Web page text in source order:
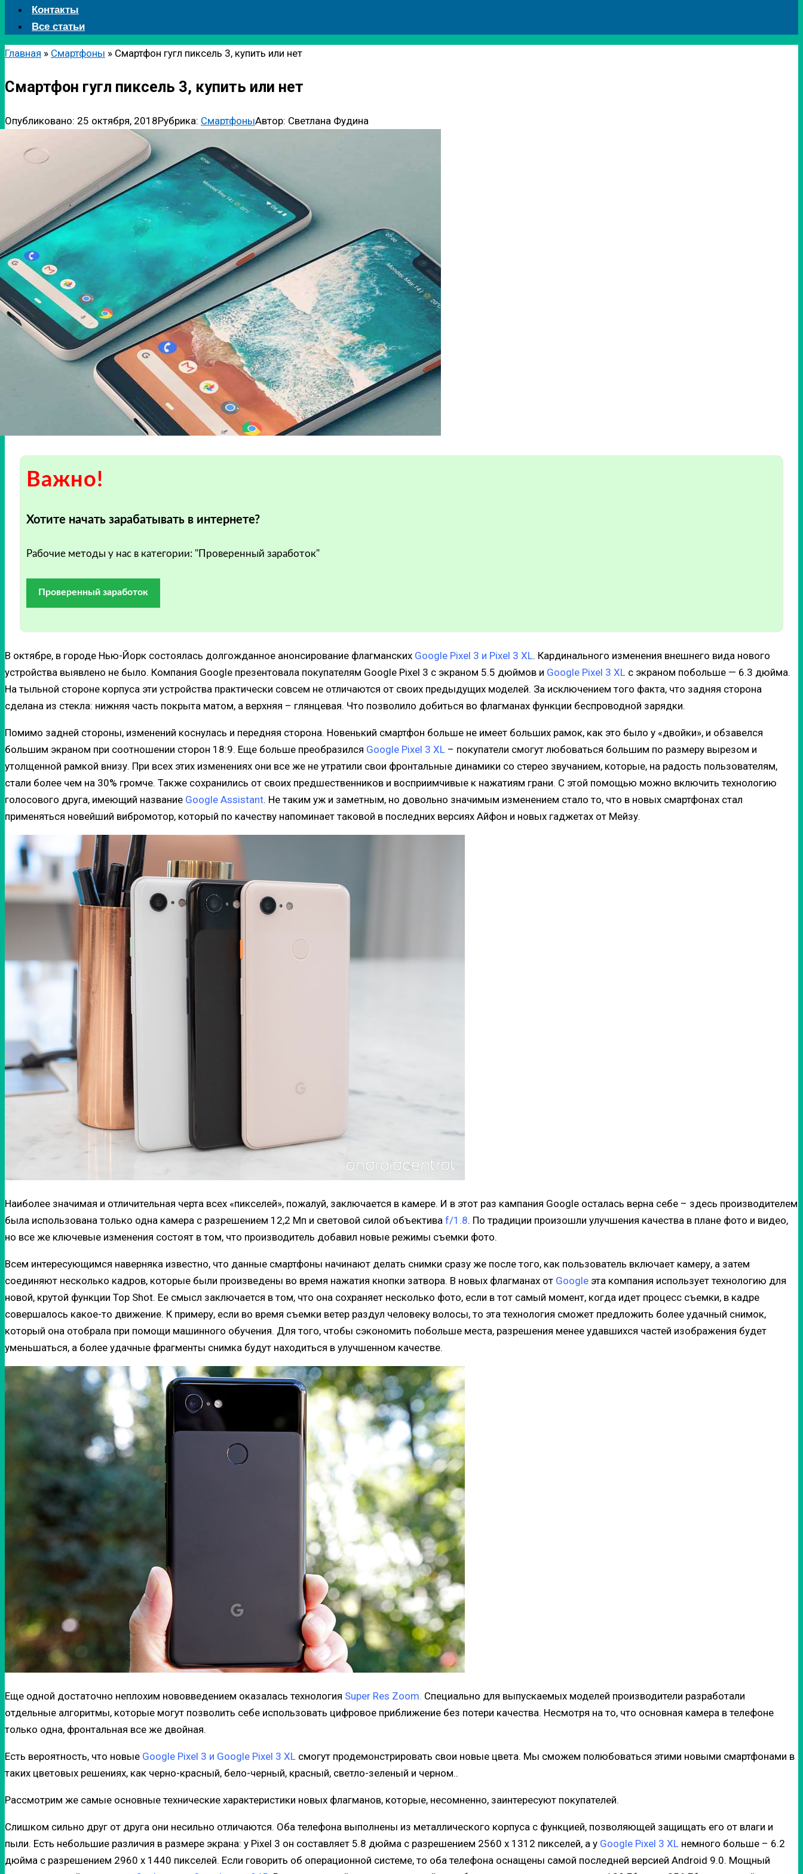
Контакты
Все статьи
Главная » Смартфоны » Смартфон гугл пиксель 3, купить или нет
Смартфон гугл пиксель 3, купить или нет
Опубликовано: 25 октября, 2018Рубрика: СмартфоныАвтор: Светлана Фудина
Важно!
Хотите начать зарабатывать в интернете?
Рабочие методы у нас в категории: "Проверенный заработок"
Проверенный заработок
В октябре, в городе Нью-Йорк состоялась долгожданное анонсирование флагманских Google Pixel 3 и Pixel 3 XL. Кардинального изменения внешнего вида нового
устройства выявлено не было. Компания Google презентовала покупателям Google Pixel 3 с экраном 5.5 дюймов и Google Pixel 3 XL с экраном побольше — 6.3 дюйма.
На тыльной стороне корпуса эти устройства практически совсем не отличаются от своих предыдущих моделей. За исключением того факта, что задняя сторона
сделана из стекла: нижняя часть покрыта матом, а верхняя – глянцевая. Что позволило добиться во флагманах функции беспроводной зарядки.
Помимо задней стороны, изменений коснулась и передняя сторона. Новенький смартфон больше не имеет больших рамок, как это было у «двойки», и обзавелся
большим экраном при соотношении сторон 18:9. Еще больше преобразился Google Pixel 3 XL – покупатели смогут любоваться большим по размеру вырезом и
утолщенной рамкой внизу. При всех этих изменениях они все же не утратили свои фронтальные динамики со стерео звучанием, которые, на радость пользователям,
стали более чем на 30% громче. Также сохранились от своих предшественников и восприимчивые к нажатиям грани. С этой помощью можно включить технологию
голосового друга, имеющий название Google Assistant. Не таким уж и заметным, но довольно значимым изменением стало то, что в новых смартфонах стал
применяться новейший вибромотор, который по качеству напоминает таковой в последних версиях Айфон и новых гаджетах от Мейзу.
Наиболее значимая и отличительная черта всех «пикселей», пожалуй, заключается в камере. И в этот раз кампания Google осталась верна себе – здесь производителем
была использована только одна камера с разрешением 12,2 Мп и световой силой объектива f/1.8. По традиции произошли улучшения качества в плане фото и видео,
но все же ключевые изменения состоят в том, что производитель добавил новые режимы съемки фото.
Всем интересующимся наверняка известно, что данные смартфоны начинают делать снимки сразу же после того, как пользователь включает камеру, а затем
соединяют несколько кадров, которые были произведены во время нажатия кнопки затвора. В новых флагманах от Google эта компания использует технологию для
новой, крутой функции Top Shot. Ее смысл заключается в том, что она сохраняет несколько фото, если в тот самый момент, когда идет процесс съемки, в кадре
совершалось какое-то движение. К примеру, если во время съемки ветер раздул человеку волосы, то эта технология сможет предложить более удачный снимок,
который она отобрала при помощи машинного обучения. Для того, чтобы сэкономить побольше места, разрешения менее удавшихся частей изображения будет
уменьшаться, а более удачные фрагменты снимка будут находиться в улучшенном качестве.
Еще одной достаточно неплохим нововведением оказалась технология Super Res Zoom. Специально для выпускаемых моделей производители разработали
отдельные алгоритмы, которые могут позволить себе использовать цифровое приближение без потери качества. Несмотря на то, что основная камера в телефоне
только одна, фронтальная все же двойная.
Есть вероятность, что новые Google Pixel 3 и Google Pixel 3 XL смогут продемонстрировать свои новые цвета. Мы сможем полюбоваться этими новыми смартфонами в
таких цветовых решениях, как черно-красный, бело-черный, красный, светло-зеленый и черном..
Рассмотрим же самые основные технические характеристики новых флагманов, которые, несомненно, заинтересуют покупателей.
Слишком сильно друг от друга они несильно отличаются. Оба телефона выполнены из металлического корпуса с функцией, позволяющей защищать его от влаги и
пыли. Есть небольшие различия в размере экрана: у Pixel 3 он составляет 5.8 дюйма с разрешением 2560 х 1312 пикселей, а у Google Pixel 3 XL немного больше – 6.2
дюйма с разрешением 2960 х 1440 пикселей. Если говорить об операционной системе, то оба телефона оснащены самой последней версией Android 9.0. Мощный